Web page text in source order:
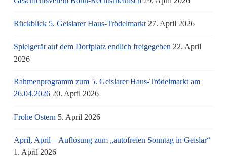
Rückblick 5. Geislarer Haus-Trödelmarkt 27. April 2026
Spielgerät auf dem Dorfplatz endlich freigegeben 22. April
2026
Rahmenprogramm zum 5. Geislarer Haus-Trödelmarkt am
26.04.2026 20. April 2026
Frohe Ostern 5. April 2026
April, April – Auflösung zum „autofreien Sonntag in Geislar“
1. April 2026